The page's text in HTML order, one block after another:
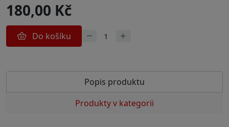
180,00 Kč
Do košíku
Popis produktu
Produkty v kategorii